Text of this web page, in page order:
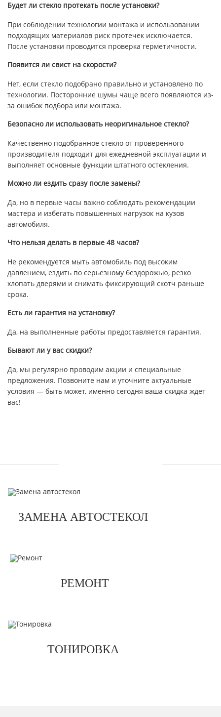
Будет ли стекло протекать после установки?
При соблюдении технологии монтажа и использовании
подходящих материалов риск протечек исключается.
После установки проводится проверка герметичности.
Появится ли свист на скорости?
Нет, если стекло подобрано правильно и установлено по
технологии. Посторонние шумы чаще всего появляются из-
за ошибок подбора или монтажа.
Безопасно ли использовать неоригинальное стекло?
Качественно подобранное стекло от проверенного
производителя подходит для ежедневной эксплуатации и
выполняет основные функции штатного остекления.
Можно ли ездить сразу после замены?
Да, но в первые часы важно соблюдать рекомендации
мастера и избегать повышенных нагрузок на кузов
автомобиля.
Что нельзя делать в первые 48 часов?
Не рекомендуется мыть автомобиль под высоким
давлением, ездить по серьезному бездорожью, резко
хлопать дверями и снимать фиксирующий скотч раньше
срока.
Есть ли гарантия на установку?
Да, на выполненные работы предоставляется гарантия.
Бывают ли у вас скидки?
Да, мы регулярно проводим акции и специальные
предложения. Позвоните нам и уточните актуальные
условия — быть может, именно сегодня ваша скидка ждет
вас!
ЗАМЕНА АВТОСТЕКОЛ
РЕМОНТ
ТОНИРОВКА